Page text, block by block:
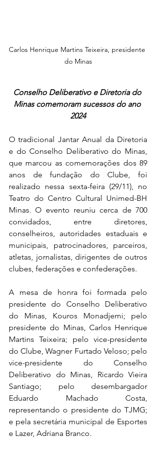
Carlos Henrique Martins Teixeira, presidente
do Minas
Conselho Deliberativo e Diretoria do
Minas comemoram sucessos do ano
2024
O tradicional Jantar Anual da Diretoria
e do Conselho Deliberativo do Minas,
que marcou as comemorações dos 89
anos de fundação do Clube, foi
realizado nessa sexta-feira (29/11), no
Teatro do Centro Cultural Unimed-BH
Minas. O evento reuniu cerca de 700
convidados, entre diretores,
conselheiros, autoridades estaduais e
municipais, patrocinadores, parceiros,
atletas, jornalistas, dirigentes de outros
clubes, federações e confederações.
A mesa de honra foi formada pelo
presidente do Conselho Deliberativo
do Minas, Kouros Monadjemi; pelo
presidente do Minas, Carlos Henrique
Martins Teixeira; pelo vice-presidente
do Clube, Wagner Furtado Veloso; pelo
vice-presidente do Conselho
Deliberativo do Minas, Ricardo Vieira
Santiago; pelo desembargador
Eduardo Machado Costa,
representando o presidente do TJMG;
e pela secretária municipal de Esportes
e Lazer, Adriana Branco.